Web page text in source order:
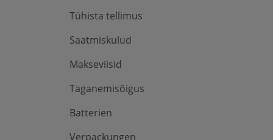
Tühista tellimus
Saatmiskulud
Makseviisid
Taganemisõigus
Batterien
Verpackungen